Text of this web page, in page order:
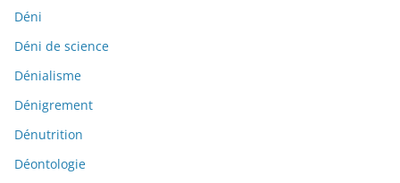
Déni
Déni de science
Dénialisme
Dénigrement
Dénutrition
Déontologie